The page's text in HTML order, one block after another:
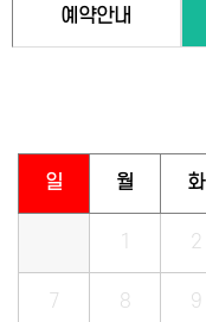
예약안내
일 월 화
1 2
7 8 9